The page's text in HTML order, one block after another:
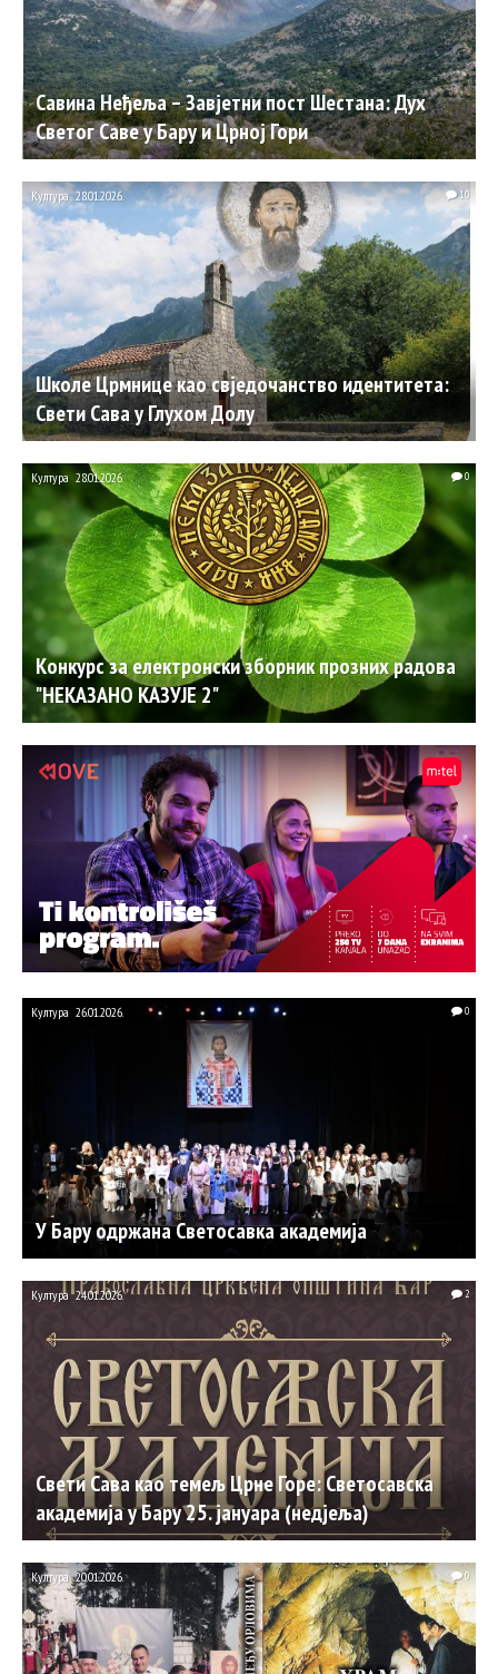
Савина Нeђeља – Завјетни пост Шестана: Дух
Светог Саве у Бару и Црној Гори
Школе Црмнице као свједочанство идентитета:
Свети Сава у Глухом Долу
Култура 28.01.2026. 10
Конкурс за електронски зборник прозних радова
"НЕКАЗАНО КАЗУЈЕ 2"
Култура 28.01.2026. 0
У Бару одржана Светосавка академија
Култура 26.01.2026. 0
Свети Сава као темељ Црне Горе: Светосавска
академија у Бару 25. јануара (недјеља)
Култура 24.01.2026. 2
Култура 20.01.2026. 0